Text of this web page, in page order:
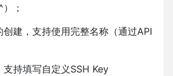
；
建，支持使用完整名称（通过API
持填写自定义SSH Key